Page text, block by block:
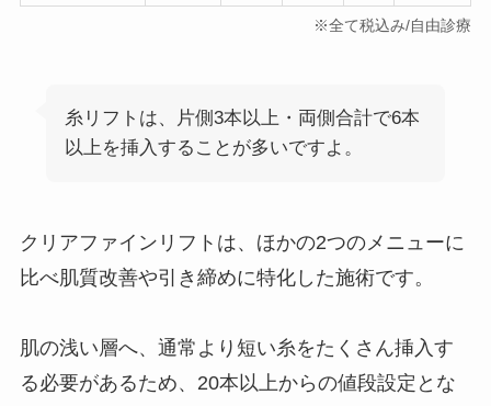
※全て税込み/自由診療
糸リフトは、片側3本以上・両側合計で6本
以上を挿入することが多いですよ。
クリアファインリフトは、ほかの2つのメニューに
比べ肌質改善や引き締めに特化した施術です。
肌の浅い層へ、通常より短い糸をたくさん挿入す
る必要があるため、20本以上からの値段設定とな